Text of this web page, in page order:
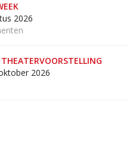
2026
2026